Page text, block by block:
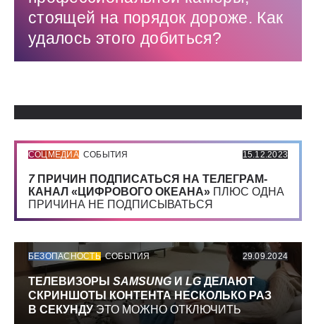
стоящей на порядок дороже. Как
удалось этого добиться?
СОЦМЕДИА СОБЫТИЯ 15.12.2023
7 ПРИЧИН ПОДПИСАТЬСЯ НА ТЕЛЕГРАМ-
КАНАЛ «ЦИФРОВОГО ОКЕАНА» ПЛЮС ОДНА
ПРИЧИНА НЕ ПОДПИСЫВАТЬСЯ
БЕЗОПАСНОСТЬ СОБЫТИЯ 29.09.2024
ТЕЛЕВИЗОРЫ SAMSUNG И LGДЕЛАЮТ
СКРИНШОТЫ КОНТЕНТА НЕСКОЛЬКО РАЗ
В СЕКУНДУЭТО МОЖНО ОТКЛЮЧИТЬ